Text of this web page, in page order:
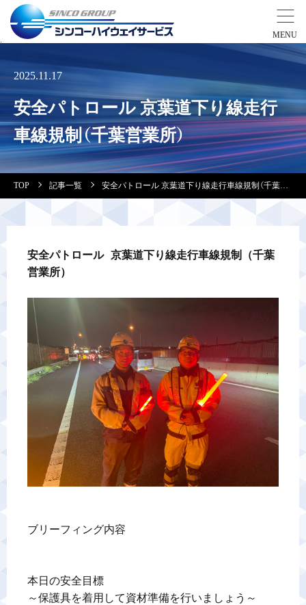
営業拠点
会社案内・実績紹介
警備業標識
反社会的勢力排除宣言
カスタマーハラスメントに対する基本方針
プライバシーポリシー
2025.11.17
安全パトロール 京葉道下り線走行
車線規制（千葉営業所）
TOP 記事一覧 安全パトロール 京葉道下り線走行車線規制（千葉営業所）
安全パトロール 京葉道下り線走行車線規制（千葉
営業所）
ブリーフィング内容
本日の安全目標
～保護具を着用して資材準備を行いましょう～